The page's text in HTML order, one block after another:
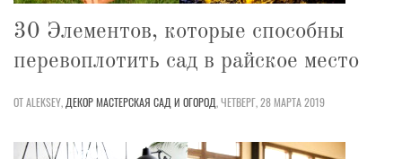
30 Элементов, которые способны
перевоплотить сад в райское место
ОТ ALEKSEY, ДЕКОРМАСТЕРСКАЯ САД И ОГОРОД,ЧЕТВЕРГ, 28 МАРТА 2019